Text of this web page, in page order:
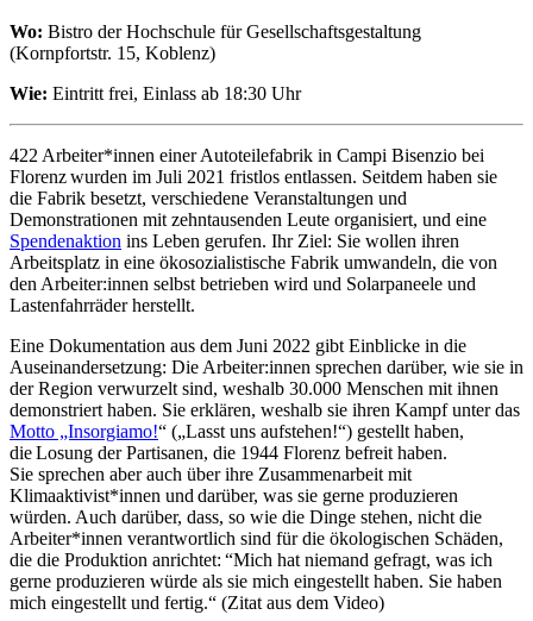
Wo: Bistro der Hochschule für Gesellschaftsgestaltung
(Kornpfortstr. 15, Koblenz)
Wie: Eintritt frei, Einlass ab 18:30 Uhr
422 Arbeiter*innen einer Autoteilefabrik in Campi Bisenzio bei
Florenz wurden im Juli 2021 fristlos entlassen. Seitdem haben sie
die Fabrik besetzt, verschiedene Veranstaltungen und
Demonstrationen mit zehntausenden Leute organisiert, und eine
Spendenaktion ins Leben gerufen. Ihr Ziel: Sie wollen ihren
Arbeitsplatz in eine ökosozialistische Fabrik umwandeln, die von
den Arbeiter:innen selbst betrieben wird und Solarpaneele und
Lastenfahrräder herstellt.
Eine Dokumentation aus dem Juni 2022 gibt Einblicke in die
Auseinandersetzung: Die Arbeiter:innen sprechen darüber, wie sie in
der Region verwurzelt sind, weshalb 30.000 Menschen mit ihnen
demonstriert haben. Sie erklären, weshalb sie ihren Kampf unter das
Motto „Insorgiamo!“ („Lasst uns aufstehen!“) gestellt haben,
die Losung der Partisanen, die 1944 Florenz befreit haben.
Sie sprechen aber auch über ihre Zusammenarbeit mit
Klimaaktivist*innen und darüber, was sie gerne produzieren
würden. Auch darüber, dass, so wie die Dinge stehen, nicht die
Arbeiter*innen verantwortlich sind für die ökologischen Schäden,
die die Produktion anrichtet: “Mich hat niemand gefragt, was ich
gerne produzieren würde als sie mich eingestellt haben. Sie haben
mich eingestellt und fertig.“ (Zitat aus dem Video)